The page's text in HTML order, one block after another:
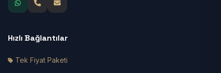
Hızlı Bağlantılar
Tek Fiyat Paketi